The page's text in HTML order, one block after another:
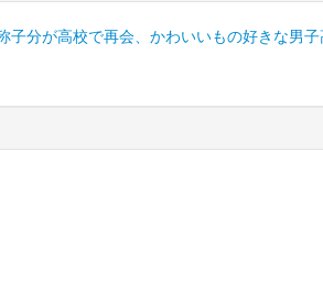
子分が高校で再会、かわいいもの好きな男